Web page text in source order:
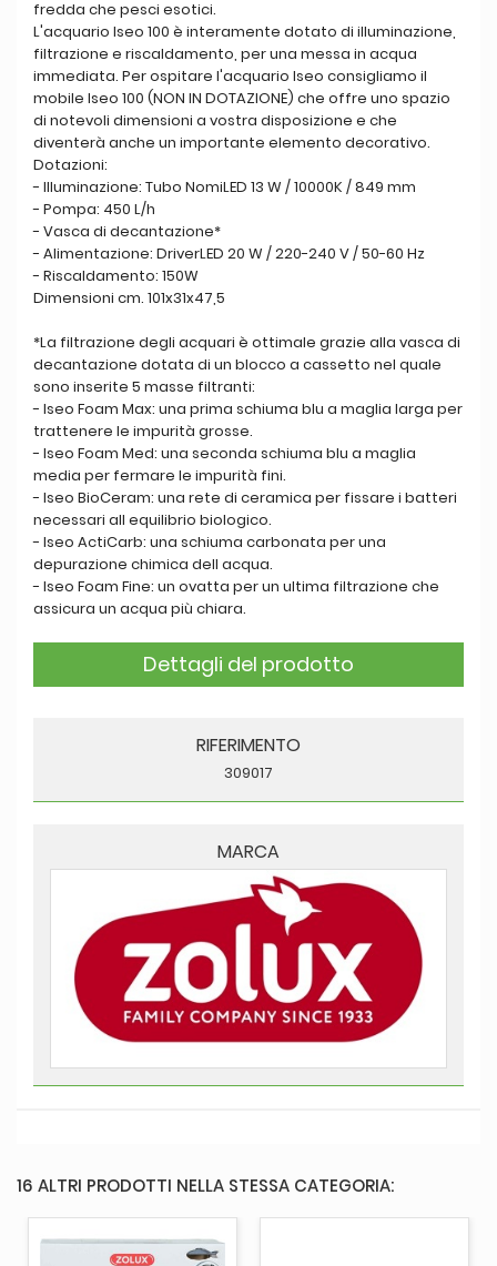
fredda che pesci esotici.
L'acquario Iseo 100 è interamente dotato di illuminazione,
filtrazione e riscaldamento, per una messa in acqua
immediata. Per ospitare l'acquario Iseo consigliamo il
mobile Iseo 100 (NON IN DOTAZIONE) che offre uno spazio
di notevoli dimensioni a vostra disposizione e che
diventerà anche un importante elemento decorativo.
Dotazioni:
- Illuminazione: Tubo NomiLED 13 W / 10000K / 849 mm
- Pompa: 450 L/h
- Vasca di decantazione*
- Alimentazione: DriverLED 20 W / 220-240 V / 50-60 Hz
- Riscaldamento: 150W
Dimensioni cm. 101x31x47,5
*La filtrazione degli acquari è ottimale grazie alla vasca di
decantazione dotata di un blocco a cassetto nel quale
sono inserite 5 masse filtranti:
- Iseo Foam Max: una prima schiuma blu a maglia larga per
trattenere le impurità grosse.
- Iseo Foam Med: una seconda schiuma blu a maglia
media per fermare le impurità fini.
- Iseo BioCeram: una rete di ceramica per fissare i batteri
necessari all equilibrio biologico.
- Iseo ActiCarb: una schiuma carbonata per una
depurazione chimica dell acqua.
- Iseo Foam Fine: un ovatta per un ultima filtrazione che
assicura un acqua più chiara.
Dettagli del prodotto
RIFERIMENTO
309017
MARCA
16 ALTRI PRODOTTI NELLA STESSA CATEGORIA: